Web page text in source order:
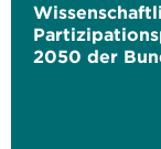
2050 der